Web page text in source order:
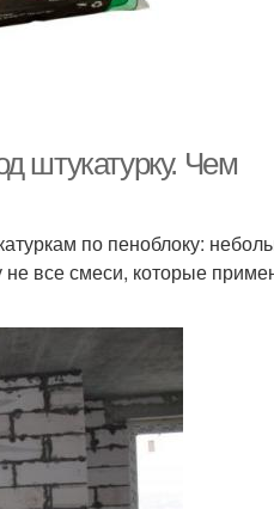
штукатурку. Чем
по пеноблоку:
все смеси, которые